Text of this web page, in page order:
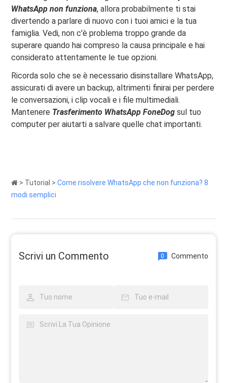
WhatsApp non funziona, allora probabilmente ti stai
divertendo a parlare di nuovo con i tuoi amici e la tua
famiglia. Vedi, non c'è problema troppo grande da
superare quando hai compreso la causa principale e hai
considerato attentamente le tue opzioni.
Ricorda solo che se è necessario disinstallare WhatsApp,
assicurati di avere un backup, altrimenti finirai per perdere
le conversazioni, i clip vocali e i file multimediali.
Mantenere Trasferimento WhatsApp FoneDog sul tuo
computer per aiutarti a salvare quelle chat importanti.
> Tutorial >Come risolvere WhatsApp che non funziona? 8
modi semplici
Scrivi un Commento 0 Commento